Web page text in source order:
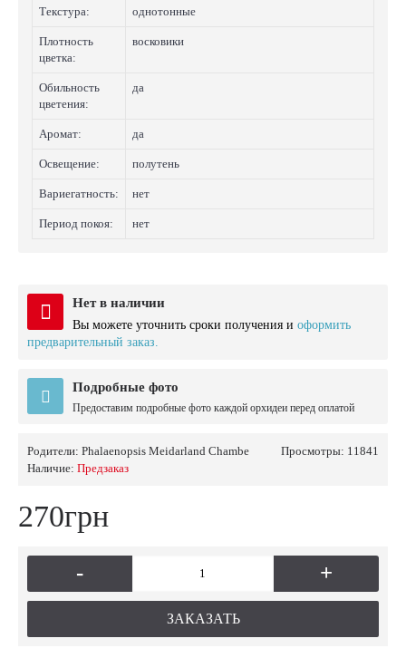
Текстура: однотонные
Плотность
цветка:
восковики
Обильность
цветения:
да
Аромат: да
Освещение: полутень
Вариегатность: нет
Период покоя: нет
Нет в наличии
Вы можете уточнить сроки получения и оформить
предварительный заказ.
Подробные фото
Предоставим подробные фото каждой орхидеи перед оплатой
Просмотры: 11841
Родители: Phalaenopsis Meidarland Chambe
Наличие: Предзаказ
270грн
- +
ЗАКАЗАТЬ